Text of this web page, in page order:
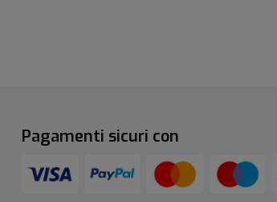
Pagamenti sicuri con